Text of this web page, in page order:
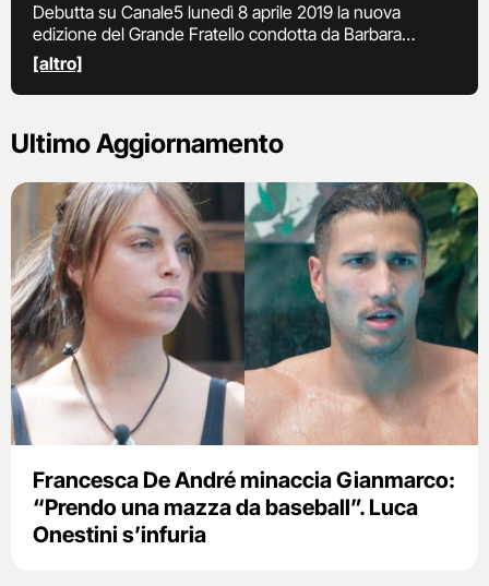
Debutta su Canale5 lunedì 8 aprile 2019 la nuova
edizione del Grande Fratello condotta da Barbara
D’Urso. A supportarla ci saranno Cristiano Malgioglio e
Iva Zanicchi nel ruolo di opinionisti.
[altro]
Ultimo Aggiornamento
Francesca De André minaccia Gianmarco:
“Prendo una mazza da baseball”. Luca
Onestini s’infuria